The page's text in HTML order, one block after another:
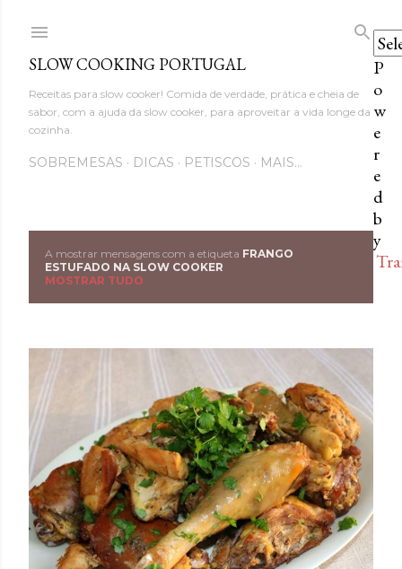
Avançar para o conteúdo
P
o
w
e
r
e
d
b
y
SLOW COOKING PORTUGAL
Receitas para slow cooker! Comida de verdade, prática e cheia de
sabor, com a ajuda da slow cooker, para aproveitar a vida longe da
cozinha.
SOBREMESAS DICAS PETISCOS MAIS…
M
e
n
a
g
e
n
s
A mostrar mensagens com a etiqueta FRANGO
ESTUFADO NA SLOW COOKER
MOSTRAR TUDO